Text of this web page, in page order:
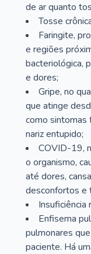
de ar quanto
Tosse
Faringite,
e regiões
bacteriológica,
e dores;
Gripe, no
que atinge
como sintomas
nariz entupido;
COVID-19,
o organismo,
até dores,
desconfortos e
Insuficiência
Enfisema
pulmonares
paciente. Há